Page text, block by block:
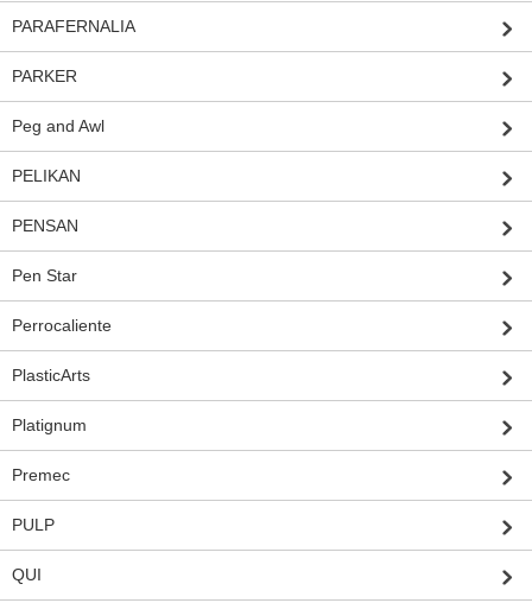
PARAFERNALIA
PARKER
Peg and Awl
PELIKAN
PENSAN
Pen Star
Perrocaliente
PlasticArts
Platignum
Premec
PULP
QUI